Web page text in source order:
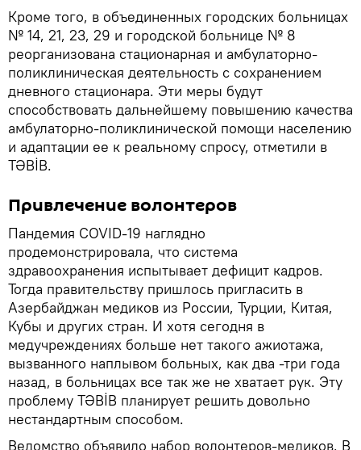
Кроме того, в объединенных городских больницах
№ 14, 21, 23, 29 и городской больнице № 8
реорганизована стационарная и амбулаторно-
поликлиническая деятельность с сохранением
дневного стационара. Эти меры будут
способствовать дальнейшему повышению качества
амбулаторно-поликлинической помощи населению
и адаптации ее к реальному спросу, отметили в
TƏBİB.
Привлечение волонтеров
Пандемия COVID-19 наглядно
продемонстрировала, что система
здравоохранения испытывает дефицит кадров.
Тогда правительству пришлось пригласить в
Азербайджан медиков из России, Турции, Китая,
Кубы и других стран. И хотя сегодня в
медучреждениях больше нет такого ажиотажа,
вызванного наплывом больных, как два -три года
назад, в больницах все так же не хватает рук. Эту
проблему TƏBİB планирует решить довольно
нестандартным способом.
Ведомство объявило набор волонтеров-медиков. В